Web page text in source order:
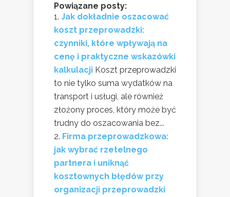
Powiązane posty:
Jak dokładnie oszacować
koszt przeprowadzki:
czynniki, które wpływają na
cenę i praktyczne wskazówki
kalkulacji Koszt przeprowadzki
to nie tylko suma wydatków na
transport i usługi, ale również
złożony proces, który może być
trudny do oszacowania bez...
Firma przeprowadzkowa:
jak wybrać rzetelnego
partnera i uniknąć
kosztownych błędów przy
organizacji przeprowadzki